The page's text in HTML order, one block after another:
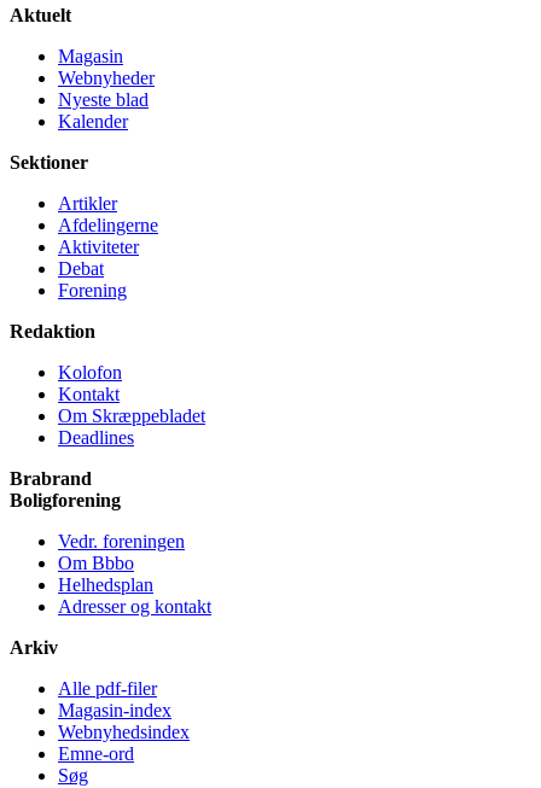
Aktuelt
Magasin
Webnyheder
Nyeste blad
Kalender
Sektioner
Artikler
Afdelingerne
Aktiviteter
Debat
Forening
Redaktion
Kolofon
Kontakt
Om Skræppe­bladet
Deadlines
Brabrand
Bolig­forening
Vedr. foreningen
Om Bbbo
Helheds­plan
Adresser og kontakt
Arkiv
Alle pdf-filer
Magasin-index
Webnyhedsindex
Emne-ord
Søg